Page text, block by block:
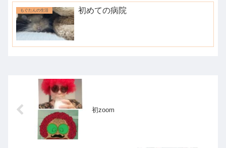
もぐたんの生活 初めての病院
初zoom